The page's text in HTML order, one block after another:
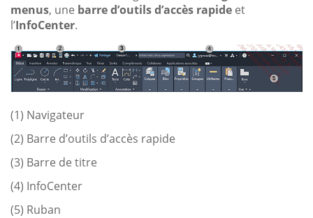
menus, une barre d’outils d’accès rapide et
l’InfoCenter.
(1) Navigateur
(2) Barre d’outils d’accès rapide
(3) Barre de titre
(4) InfoCenter
(5) Ruban